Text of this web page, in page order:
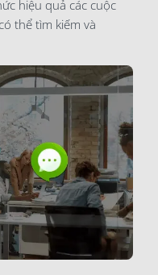
hiệu quả các cuộc
thể tìm kiếm và